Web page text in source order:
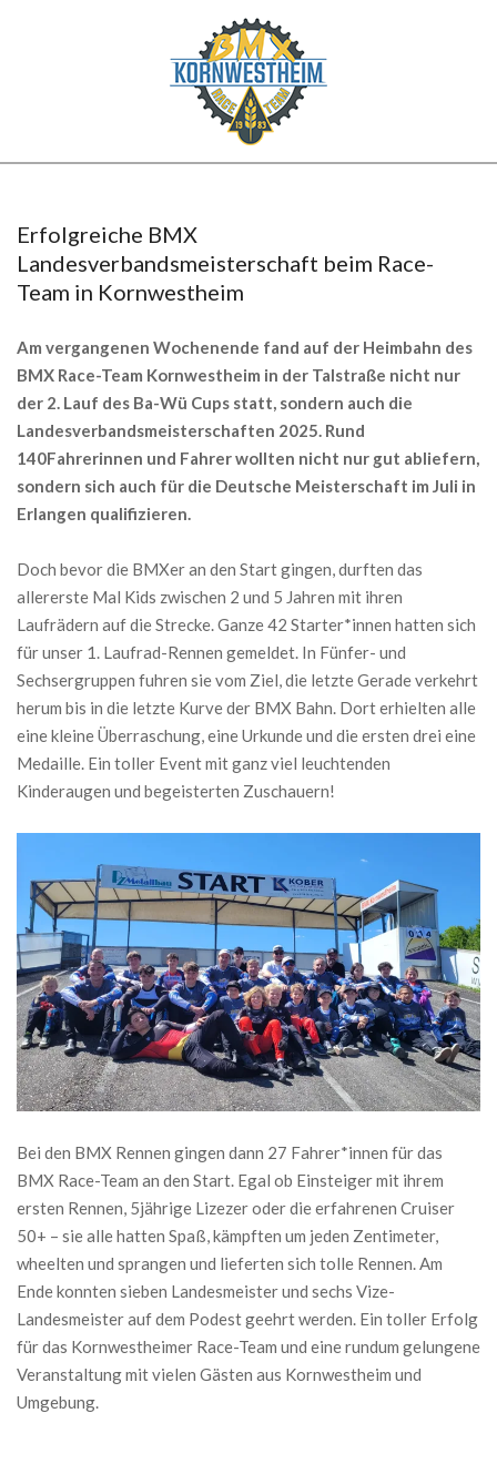
BMX
MenuErfolgreiche BMX
Landesverbandsmeisterschaft beim Race-
Team in Kornwestheim
Am vergangenen Wochenende fand auf der Heimbahn des
BMX Race-Team Kornwestheim in der Talstraße nicht nur
der 2. Lauf des Ba-Wü Cups statt, sondern auch die
Landesverbandsmeisterschaften 2025. Rund
140Fahrerinnen und Fahrer wollten nicht nur gut abliefern,
sondern sich auch für die Deutsche Meisterschaft im Juli in
Erlangen qualifizieren.
Doch bevor die BMXer an den Start gingen, durften das
allererste Mal Kids zwischen 2 und 5 Jahren mit ihren
Laufrädern auf die Strecke. Ganze 42 Starter*innen hatten sich
für unser 1. Laufrad-Rennen gemeldet. In Fünfer- und
Sechsergruppen fuhren sie vom Ziel, die letzte Gerade verkehrt
herum bis in die letzte Kurve der BMX Bahn. Dort erhielten alle
eine kleine Überraschung, eine Urkunde und die ersten drei eine
Medaille. Ein toller Event mit ganz viel leuchtenden
Kinderaugen und begeisterten Zuschauern!
Bei den BMX Rennen gingen dann 27 Fahrer*innen für das
BMX Race-Team an den Start. Egal ob Einsteiger mit ihrem
ersten Rennen, 5jährige Lizezer oder die erfahrenen Cruiser
50+ – sie alle hatten Spaß, kämpften um jeden Zentimeter,
wheelten und sprangen und lieferten sich tolle Rennen. Am
Ende konnten sieben Landesmeister und sechs Vize-
Landesmeister auf dem Podest geehrt werden. Ein toller Erfolg
für das Kornwestheimer Race-Team und eine rundum gelungene
Veranstaltung mit vielen Gästen aus Kornwestheim und
Umgebung.